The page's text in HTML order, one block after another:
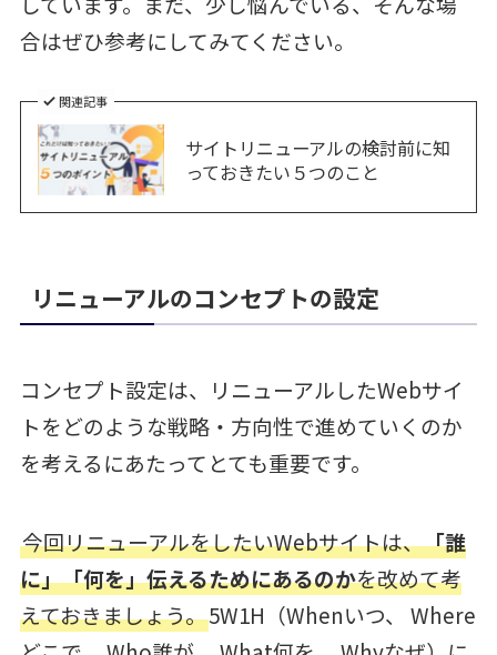
合はぜひ参考にしてみてください。
関連記事
サイトリニューアルの検討前に知
っておきたい５つのこと
リニューアルのコンセプトの設定
コンセプト設定は、リニューアルしたWebサイ
トをどのような戦略・方向性で進めていくのか
を考えるにあたってとても重要です。
今回リニューアルをしたいWebサイトは、「誰
に」「何を」伝えるためにあるのかを改めて考
えておきましょう。5W1H（Whenいつ、 Where